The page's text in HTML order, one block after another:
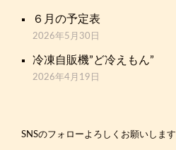
６月の予定表
2026年5月30日
冷凍自販機”ど冷えもん”
2026年4月19日
SNSのフォローよろしくお願いします